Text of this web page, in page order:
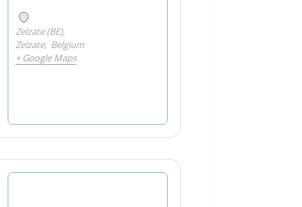
Zelzate (BE),
Zelzate, Belgium
+ Google Maps